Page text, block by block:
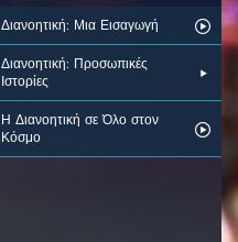
Διανοητική: Μια Εισαγωγή
Διανοητική: Προσωπικές
Ιστορίες
Η Διανοητική σε Όλο στον
Κόσμο